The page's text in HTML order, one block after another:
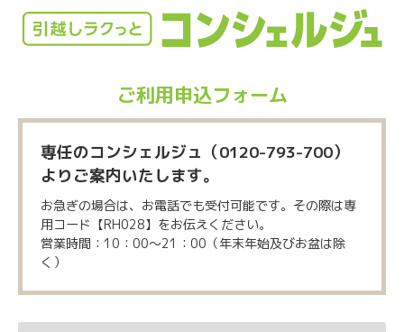
ご利用申込フォーム
専任のコンシェルジュ（0120-793-700）
よりご案内いたします。
お急ぎの場合は、お電話でも受付可能です。その際は専
用コード【RH028】をお伝えください。
営業時間：10：00～21：00（年末年始及びお盆は除
く）